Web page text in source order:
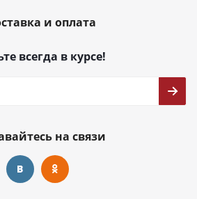
и оплата
всегда в курсе!
на связи